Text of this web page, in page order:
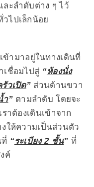
ะลำดับต่าง ๆ ไว้
ไปเล็กน้อย
ข้ามาอยู่ในทางเดินที่
เชื่อมไปสู่ “ห้องนั่ง
วเปิด” ส่วนด้านขวา
ำ”ตามลำดับ โดยจะ
าต้องเดินเข้าจาก
ให้ความเป็นส่วนตัว
“ระเบียง 2 ชั้น” ที่
ค์